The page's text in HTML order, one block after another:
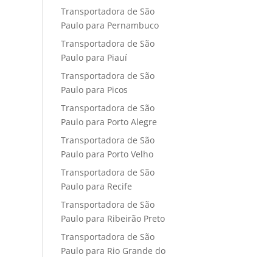
Transportadora de São
Paulo para Pernambuco
Transportadora de São
Paulo para Piauí
Transportadora de São
Paulo para Picos
Transportadora de São
Paulo para Porto Alegre
Transportadora de São
Paulo para Porto Velho
Transportadora de São
Paulo para Recife
Transportadora de São
Paulo para Ribeirão Preto
Transportadora de São
Paulo para Rio Grande do